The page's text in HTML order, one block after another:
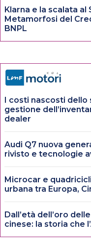
Klarna e la scalata al
Metamorfosi del
BNPL
I costi nascosti
gestione
dealer
Audi Q7 nuova
rivisto e tecnologie
Microcar e
urbana tra Europa,
Dall’età dell’oro
cinese: la storia che